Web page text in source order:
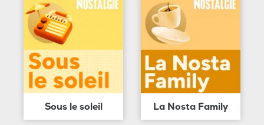
Sous le soleil La Nosta Family